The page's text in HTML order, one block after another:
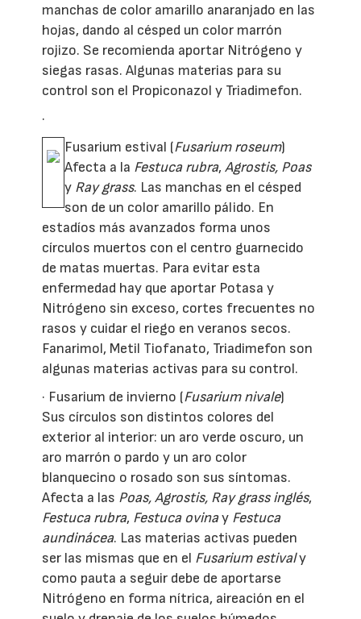
manchas de color amarillo anaranjado en las
hojas, dando al césped un color marrón
rojizo. Se recomienda aportar Nitrógeno y
siegas rasas. Algunas materias para su
control son el Propiconazol y Triadimefon.
·
Fusarium estival (Fusarium roseum)
Afecta a la Festuca rubra,Agrostis, Poas
y Ray grass. Las manchas en el césped
son de un color amarillo pálido. En
estadíos más avanzados forma unos
círculos muertos con el centro guarnecido
de matas muertas. Para evitar esta
enfermedad hay que aportar Potasa y
Nitrógeno sin exceso, cortes frecuentes no
rasos y cuidar el riego en veranos secos.
Fanarimol, Metil Tiofanato, Triadimefon son
algunas materias activas para su control.
· Fusarium de invierno (Fusarium nivale)
Sus círculos son distintos colores del
exterior al interior: un aro verde oscuro, un
aro marrón o pardo y un aro color
blanquecino o rosado son sus síntomas.
Afecta a las Poas, Agrostis, Raygrass inglés,
Festuca rubra, Festuca ovinay Festuca
aundinácea. Las materias activas pueden
ser las mismas que en el Fusarium estivaly
como pauta a seguir debe de aportarse
Nitrógeno en forma nítrica, aireación en el